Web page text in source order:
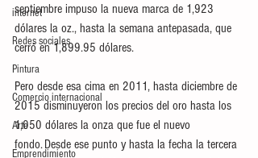
internet
Redes sociales
Pintura
Comercio internacional
Arte
Emprendimiento
septiembre impuso la nueva marca de 1,923
dólares la oz., hasta la semana antepasada, que
cerró en 1,899.95 dólares.
Pero desde esa cima en 2011, hasta diciembre de
2015 disminuyeron los precios del oro hasta los
1,050 dólares la onza que fue el nuevo
fondo. Desde ese punto y hasta la fecha la tercera